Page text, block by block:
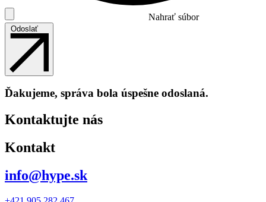
Nahrať súbor
Odoslať
Ďakujeme, správa bola úspešne odoslaná.
Kontaktujte nás
Kontakt
info@hype.sk